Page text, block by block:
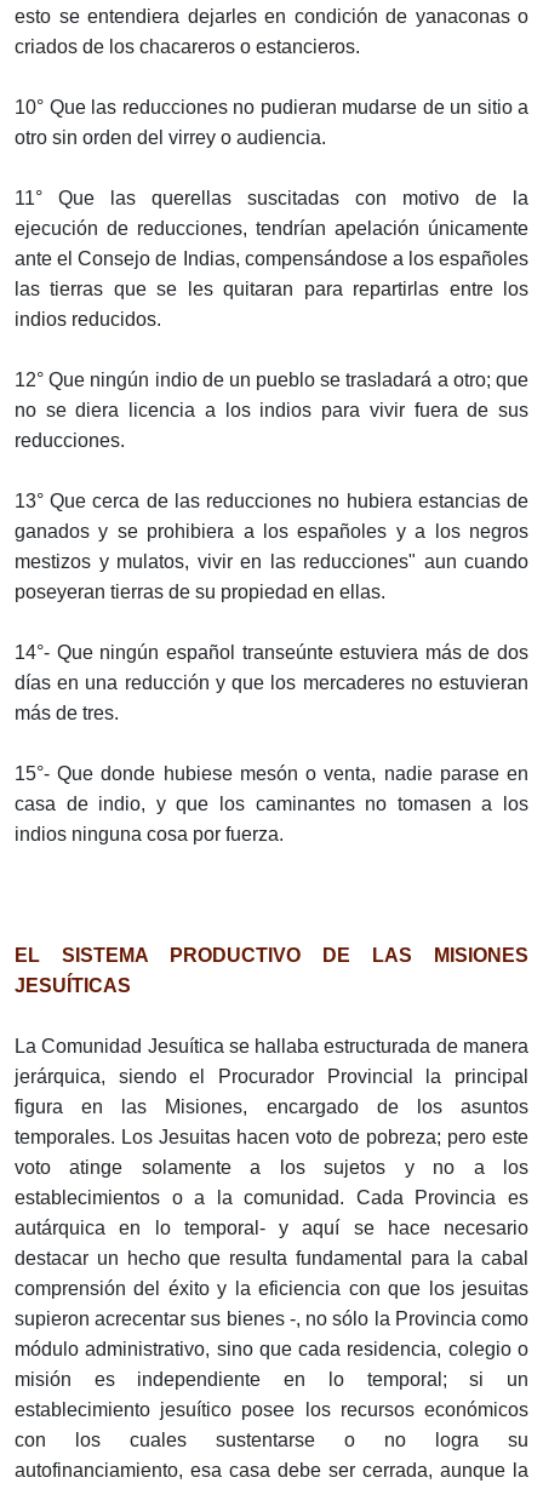
esto se entendiera dejarles en condición de yanaconas o
criados de los chacareros o estancieros.
10° Que las reducciones no pudieran mudarse de un sitio a
otro sin orden del virrey o audiencia.
11° Que las querellas suscitadas con motivo de la
ejecución de reducciones, tendrían apelación únicamente
ante el Consejo de Indias, compensándose a los españoles
las tierras que se les quitaran para repartirlas entre los
indios reducidos.
12° Que ningún indio de un pueblo se trasladará a otro; que
no se diera licencia a los indios para vivir fuera de sus
reducciones.
13° Que cerca de las reducciones no hubiera estancias de
ganados y se prohibiera a los españoles y a los negros
mestizos y mulatos, vivir en las reducciones" aun cuando
poseyeran tierras de su propiedad en ellas.
14°- Que ningún español transeúnte estuviera más de dos
días en una reducción y que los mercaderes no estuvieran
más de tres.
15°- Que donde hubiese mesón o venta, nadie parase en
casa de indio, y que los caminantes no tomasen a los
indios ninguna cosa por fuerza.
EL SISTEMA PRODUCTIVO DE LAS MISIONES
JESUÍTICAS
La Comunidad Jesuítica se hallaba estructurada de manera
jerárquica, siendo el Procurador Provincial la principal
figura en las Misiones, encargado de los asuntos
temporales. Los Jesuitas hacen voto de pobreza; pero este
voto atinge solamente a los sujetos y no a los
establecimientos o a la comunidad. Cada Provincia es
autárquica en lo temporal- y aquí se hace necesario
destacar un hecho que resulta fundamental para la cabal
comprensión del éxito y la eficiencia con que los jesuitas
supieron acrecentar sus bienes -, no sólo la Provincia como
módulo administrativo, sino que cada residencia, colegio o
misión es independiente en lo temporal; si un
establecimiento jesuítico posee los recursos económicos
con los cuales sustentarse o no logra su
autofinanciamiento, esa casa debe ser cerrada, aunque la